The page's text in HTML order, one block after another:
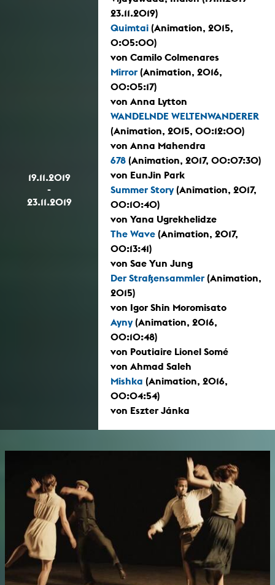
19.11.2019
-
23.11.2019
23.11.2019)
Quimtai (Animation, 2015,
0:05:00)
von Camilo Colmenares
Mirror (Animation, 2016,
00:05:17)
von Anna Lytton
WANDELNDE WELTENWANDERER
(Animation, 2015, 00:12:00)
von Anna Mahendra
678 (Animation, 2017, 00:07:30)
von EunJin Park
Summer Story(Animation, 2017,
00:10:40)
von Yana Ugrekhelidze
The Wave (Animation, 2017,
00:13:41)
von Sae Yun Jung
Der Straßensammler (Animation,
2015)
von Igor Shin Moromisato
Ayny(Animation, 2016,
00:10:48)
von Poutiaire Lionel Somé
von Ahmad Saleh
Mishka (Animation, 2016,
00:04:54)
von Eszter Jánka